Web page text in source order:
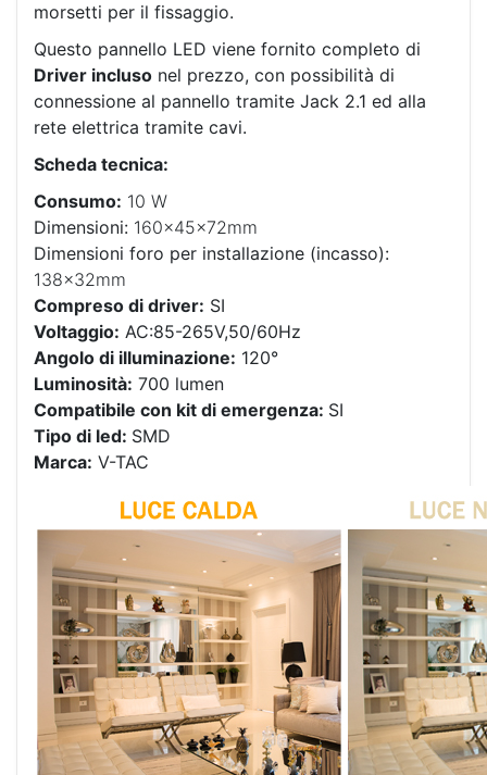
morsetti per il fissaggio.
Questo pannello LED viene fornito completo di
Driver incluso nel prezzo, con possibilità di
connessione al pannello tramite Jack 2.1 ed alla
rete elettrica tramite cavi.
Scheda tecnica:
Consumo: 10 W
Dimensioni: 160x45x72mm
Dimensioni foro per installazione (incasso):
138x32mm
Compreso di driver: SI
Voltaggio: AC:85-265V,50/60Hz
Angolo di illuminazione: 120°
Luminosità: 700 lumen
Compatibile con kit di emergenza: SI
Tipo di led: SMD
Marca: V-TAC